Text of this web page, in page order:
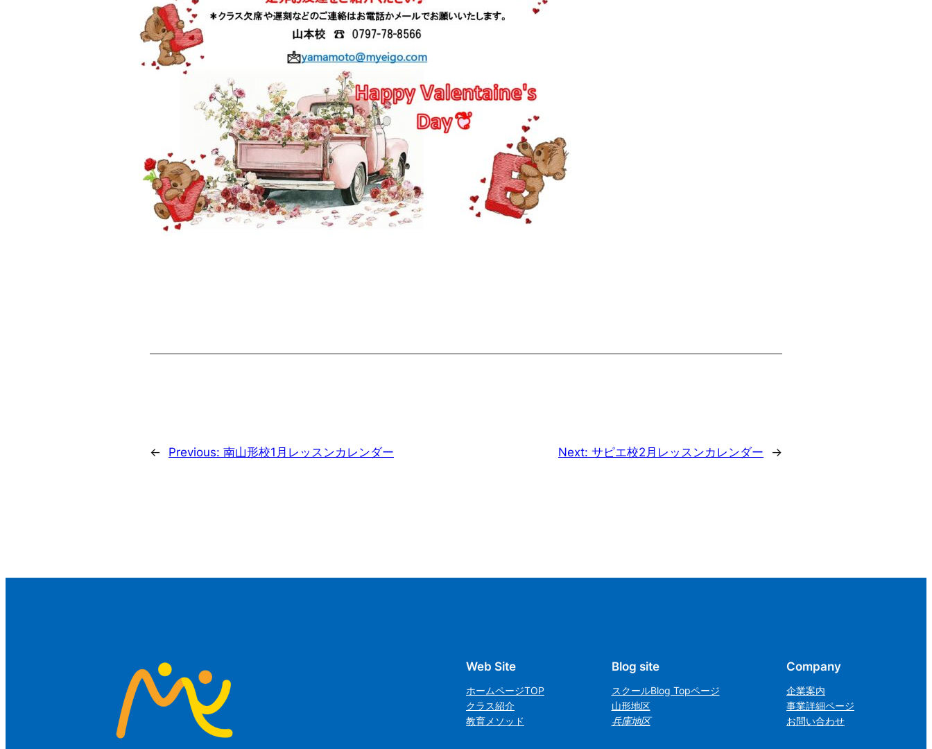
← Previous: 南山形校1月レッスンカレンダー Next: サピエ校2月レッスンカレンダー →
Web Site
ホームページTOP
クラス紹介
教育メソッド
Blog site
スクールBlog Topページ
山形地区
兵庫地区
Company
企業案内
事業詳細ページ
お問い合わせ